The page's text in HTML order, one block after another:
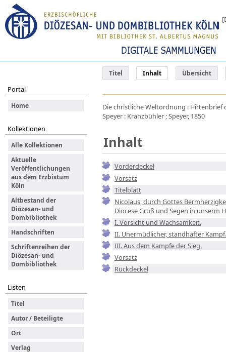
Titel Inhalt Übersicht
Portal
Home
Kollektionen
Alle Kollektionen
Aktuelle
Veröffentlichungen
aus dem Erzbistum
Köln
Altbestand der
Diözesan- und
Dombibliothek
Handschriften
Schriftenreihen der
Diözesan- und
Dombibliothek
Listen
Titel
Autor / Beteiligte
Ort
Verlag
Die christliche Weltordnung : Hirtenbrief
Speyer : Kranzbühler ; Speyer, 1850
Inhalt
Vorderdeckel
Vorsatz
Titelblatt
Nicolaus, durch Gottes
Diöcese Gruß und Segen in unserm
I. Vorsicht und Wachsamkeit.
II. Unermüdlicher, standhafter Kampf.
III. Aus dem Kampfe der Sieg.
Vorsatz
Rückdeckel